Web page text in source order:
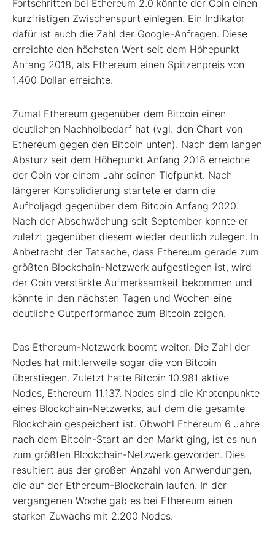
Fortschritten bei Ethereum 2.0 könnte der Coin einen
kurzfristigen Zwischenspurt einlegen. Ein Indikator
dafür ist auch die Zahl der Google-Anfragen. Diese
erreichte den höchsten Wert seit dem Höhepunkt
Anfang 2018, als Ethereum einen Spitzenpreis von
1.400 Dollar erreichte.
Zumal Ethereum gegenüber dem Bitcoin einen
deutlichen Nachholbedarf hat (vgl. den Chart von
Ethereum gegen den Bitcoin unten). Nach dem langen
Absturz seit dem Höhepunkt Anfang 2018 erreichte
der Coin vor einem Jahr seinen Tiefpunkt. Nach
längerer Konsolidierung startete er dann die
Aufholjagd gegenüber dem Bitcoin Anfang 2020.
Nach der Abschwächung seit September konnte er
zuletzt gegenüber diesem wieder deutlich zulegen. In
Anbetracht der Tatsache, dass Ethereum gerade zum
größten Blockchain-Netzwerk aufgestiegen ist, wird
der Coin verstärkte Aufmerksamkeit bekommen und
könnte in den nächsten Tagen und Wochen eine
deutliche Outperformance zum Bitcoin zeigen.
Das Ethereum-Netzwerk boomt weiter. Die Zahl der
Nodes hat mittlerweile sogar die von Bitcoin
überstiegen. Zuletzt hatte Bitcoin 10.981 aktive
Nodes, Ethereum 11.137. Nodes sind die Knotenpunkte
eines Blockchain-Netzwerks, auf dem die gesamte
Blockchain gespeichert ist. Obwohl Ethereum 6 Jahre
nach dem Bitcoin-Start an den Markt ging, ist es nun
zum größten Blockchain-Netzwerk geworden. Dies
resultiert aus der großen Anzahl von Anwendungen,
die auf der Ethereum-Blockchain laufen. In der
vergangenen Woche gab es bei Ethereum einen
starken Zuwachs mit 2.200 Nodes.